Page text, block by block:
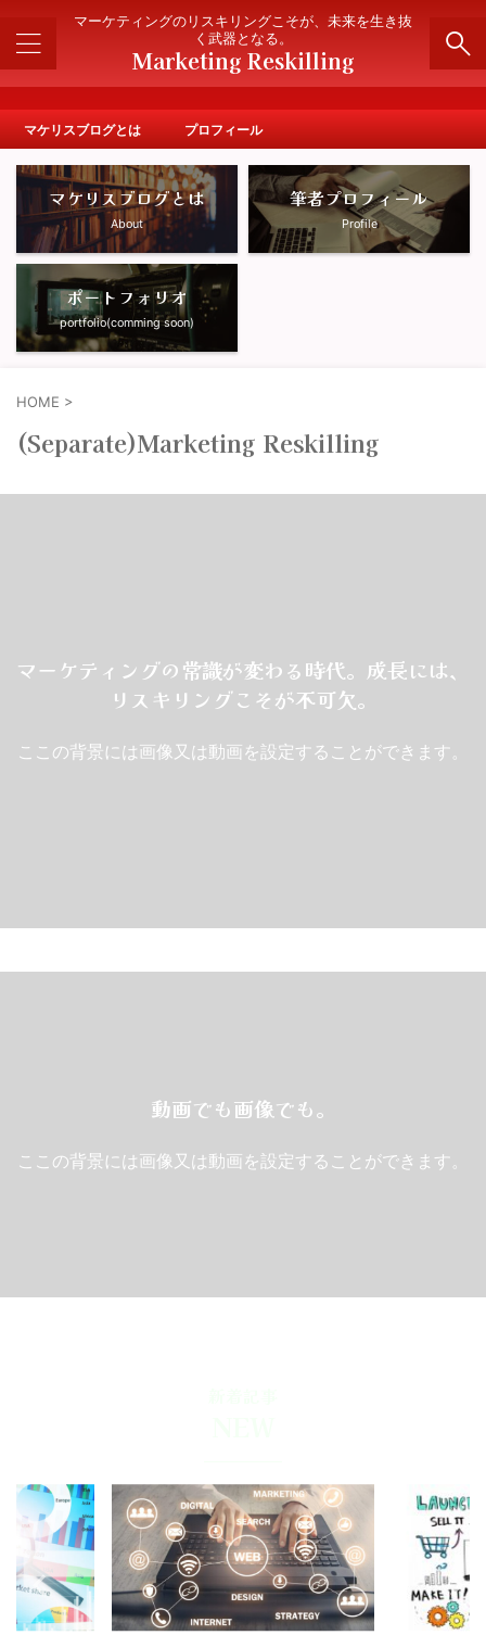
マーケティングのリスキリングこそが、未来を生き抜
く武器となる。
Marketing Reskilling
マケリスブログとは プロフィール
マケリスブログとは
About
筆者プロフィール
Profile
ポートフォリオ
portfolio(comming soon)
HOME >
(Separate)Marketing Reskilling
マーケティングの常識が変わる時代。成長には、
リスキリングこそが不可欠。
ここの背景には画像又は動画を設定することができます。
動画でも画像でも。
ここの背景には画像又は動画を設定することができます。